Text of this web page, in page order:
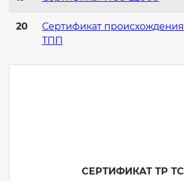
20
Сертификат происхождения
ТПП
СЕРТИФИКАТ ТР ТС